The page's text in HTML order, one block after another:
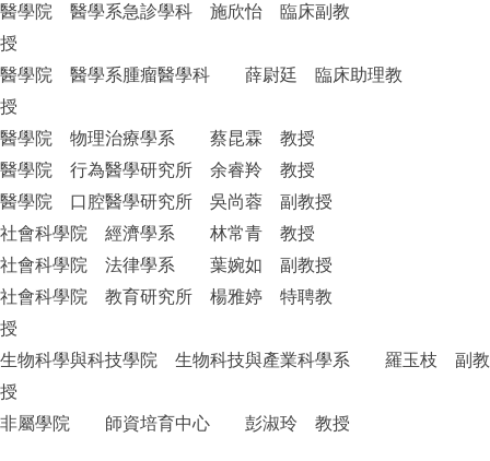
醫學院 醫學系急診學科 施欣怡 臨床副教
授
醫學院 醫學系腫瘤醫學科 薛尉廷 臨床助理教
授
醫學院 物理治療學系 蔡昆霖 教授
醫學院 行為醫學研究所 余睿羚 教授
醫學院 口腔醫學研究所 吳尚蓉 副教授
社會科學院 經濟學系 林常青 教授
社會科學院 法律學系 葉婉如 副教授
社會科學院 教育研究所 楊雅婷 特聘教
授
生物科學與科技學院 生物科技與產業科學系 羅玉枝 副教
授
非屬學院 師資培育中心 彭淑玲 教授